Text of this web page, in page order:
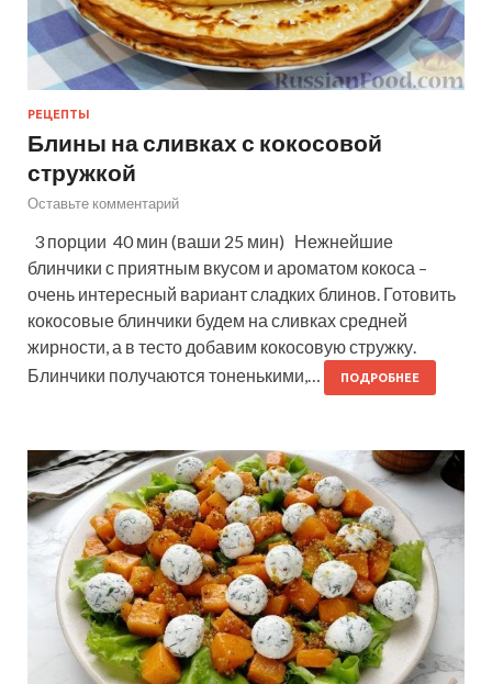
РЕЦЕПТЫ
Блины на сливках с кокосовой
стружкой
Оставьте комментарий
3 порции 40 мин (ваши 25 мин) Нежнейшие
блинчики с приятным вкусом и ароматом кокоса –
очень интересный вариант сладких блинов. Готовить
кокосовые блинчики будем на сливках средней
жирности, а в тесто добавим кокосовую стружку.
Блинчики получаются тоненькими,…
ПОДРОБНЕЕ